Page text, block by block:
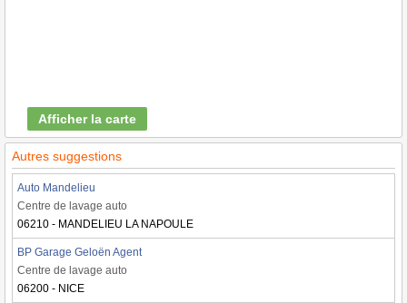
Afficher la carte
Autres suggestions
Auto Mandelieu
Centre de lavage auto
06210 - MANDELIEU LA NAPOULE
BP Garage Geloën Agent
Centre de lavage auto
06200 - NICE